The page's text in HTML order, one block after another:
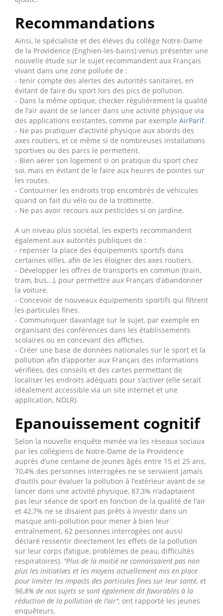
Recommandations
Ainsi, le spécialiste et des élèves du collège Notre-Dame
de la Providence (Enghien-les-bains) venus présenter une
nouvelle étude sur le sujet recommandent aux Français
vivant dans une zone polluée de :
- tenir compte des alertes des autorités sanitaires, en
évitant de faire du sport lors des pics de pollution.
- Dans la même optique, checker régulièrement la qualité
de l’air avant de se lancer dans une activité physique via
des applications existantes, comme par exemple AirParif.
- Ne pas pratiquer d’activité physique aux abords des
axes routiers, et ce même si de nombreuses installations
sportives ou des parcs le permettent.
- Bien aérer son logement si on pratique du sport chez
soi, mais en évitant de le faire aux heures de pointes sur
les routes.
- Contourner les endroits trop encombrés de véhicules
quand on fait du vélo ou de la trottinette.
- Ne pas avoir recours aux pesticides si on jardine.
A un niveau plus sociétal, les experts recommandent
également aux autorités publiques de :
- repenser la place des équipements sportifs dans
certaines villes, afin de les éloigner des axes routiers.
- Développer les offres de transports en commun (train,
tram, bus...), pour permettre aux Français d’abandonner
la voiture.
- Concevoir de nouveaux équipements sportifs qui filtrent
les particules fines.
- Communiquer davantage sur le sujet, par exemple en
organisant des conférences dans les établissements
scolaires ou en concevant des affiches.
- Créer une base de données nationales sur le sport et la
pollution afin d’apporter aux Français des informations
vérifiées, des conseils et des cartes permettant de
localiser les endroits adéquats pour s’activer (elle serait
idéalement accessible via un site internet et une
application, NDLR).
Epanouissement cognitif
Selon la nouvelle enquête menée via les réseaux sociaux
par les collégiens de Notre-Dame de la Providence
auprès d’une centaine de jeunes âgés entre 15 et 25 ans,
70,4% des personnes interrogées ne se servaient jamais
d’outils pour évaluer la pollution à l’extérieur avant de se
lancer dans une activité physique, 87,3% n’adaptaient
pas leur séance de sport en fonction de la qualité de l’air
et 42,7% ne se disaient pas prêts à investir dans un
masque anti-pollution pour mener à bien leur
entraînement. 62 personnes interrogées ont aussi
déclaré ressentir directement les effets de la pollution
sur leur corps (fatigue, problèmes de peau, difficultés
respiratoires). "Plus de la moitié ne connaissaient pas non
plus les initiatives et les moyens actuellement mis en place
pour limiter les impacts des particules fines sur leur santé, et
96,8% de nos sujets se sont également dit favorables à la
réduction de la pollution de l’air", ont rapporté les jeunes
enquêteurs.